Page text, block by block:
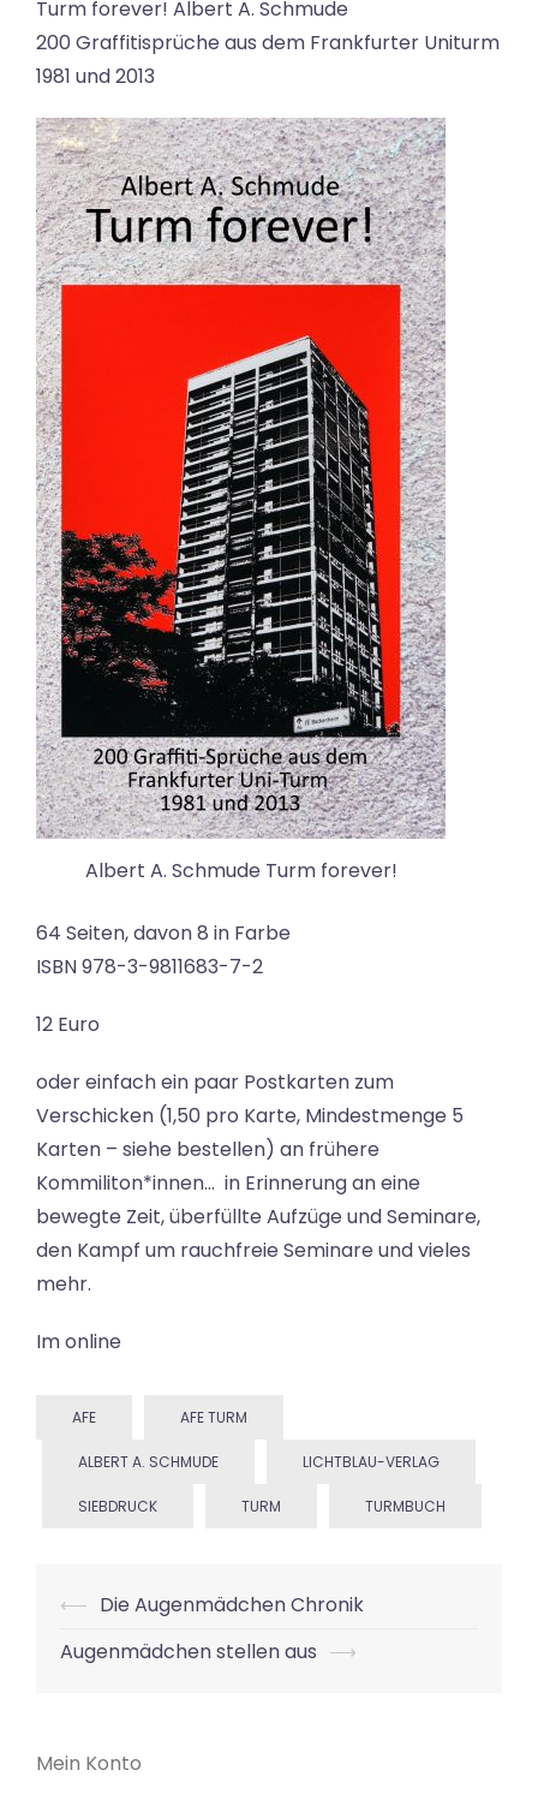
Turm forever! Albert A. Schmude
200 Graffitisprüche aus dem Frankfurter Uniturm
1981 und 2013
Albert A. Schmude Turm forever!
64 Seiten, davon 8 in Farbe
ISBN 978-3-9811683-7-2
12 Euro
oder einfach ein paar Postkarten zum
Verschicken (1,50 pro Karte, Mindestmenge 5
Karten – siehe bestellen) an frühere
Kommiliton*innen… in Erinnerung an eine
bewegte Zeit, überfüllte Aufzüge und Seminare,
den Kampf um rauchfreie Seminare und vieles
mehr.
Im online
AFE AFE TURM
ALBERT A. SCHMUDE LICHTBLAU-VERLAG
SIEBDRUCK TURM TURMBUCH
Beitrags-
⟵ Die Augenmädchen Chronik
Augenmädchen stellen aus ⟶
Mein Konto